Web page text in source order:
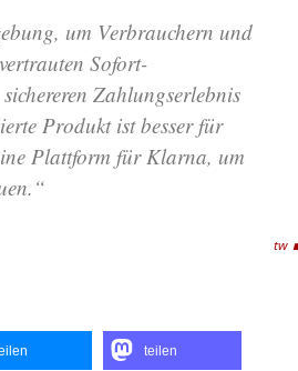
um Verbrauchern und
Sofort-
Zahlungserlebnis
Produkt ist besser für
Plattform für Klarna, um
tw
teilen